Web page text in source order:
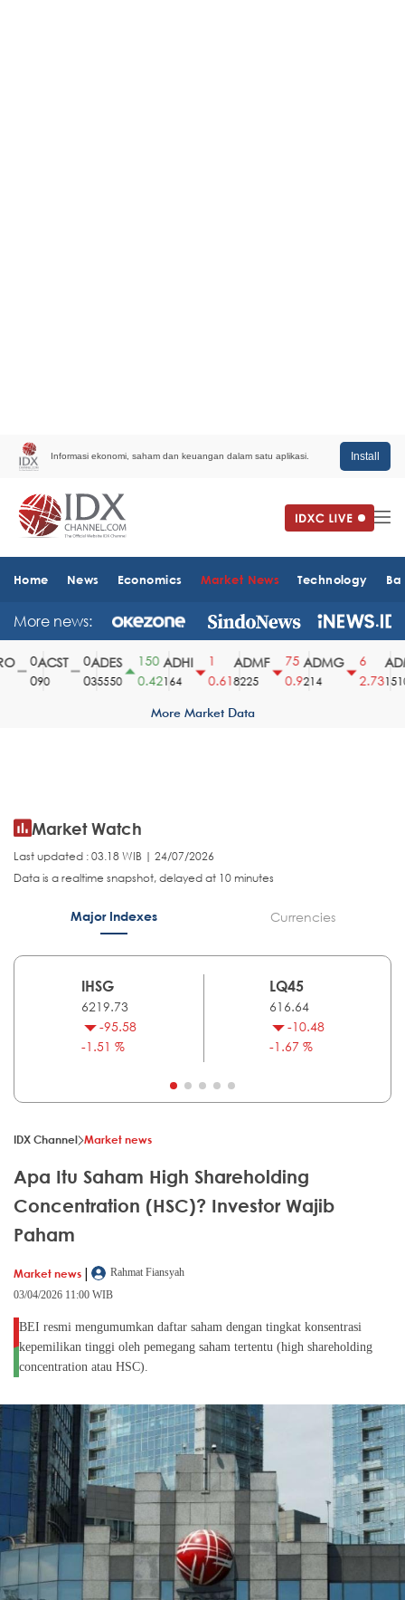
Informasi ekonomi, saham dan keuangan dalam satu aplikasi. Install
Home News Economics Market News Technology
More news:
ACST
90
ADES
35550
150
0.42
ADHI
164
0.61
ADMF
8225
75
0.9
ADMG
214
2.731510
More Market Data
Market Watch
Last updated : 03.18 WIB | 24/07/2026
Data is a realtime snapshot, delayed at 10 minutes
Major Indexes Currencies
IHSG
6219.73
-95.58
-1.51 %
LQ45
616.64
-10.48
-1.67 %
IDX Channel Market news
Apa Itu Saham High Shareholding
Concentration (HSC)? Investor Wajib
Paham
Market news |
Rahmat Fiansyah
03/04/2026 11:00 WIB
BEI resmi mengumumkan daftar saham dengan tingkat konsentrasi
kepemilikan tinggi oleh pemegang saham tertentu (high shareholding
concentration atau HSC).